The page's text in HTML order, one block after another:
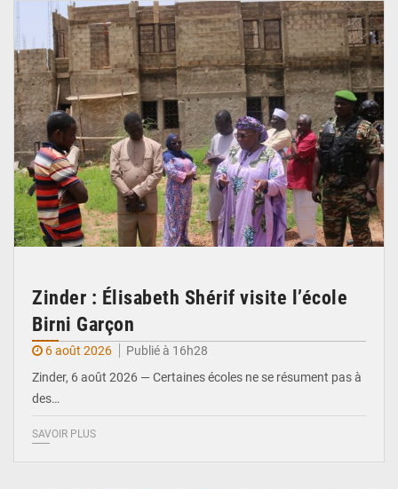
Zinder : Élisabeth Shérif visite l’école
Birni Garçon
6 août 2026
Publié à 16h28
Zinder, 6 août 2026 — Certaines écoles ne se résument pas à
des…
SAVOIR PLUS